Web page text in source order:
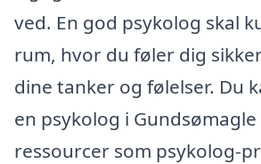
ved. En god psykolog skal
rum, hvor du føler dig
dine tanker og følelser. Du
en psykolog i
ressourcer som psykolog-